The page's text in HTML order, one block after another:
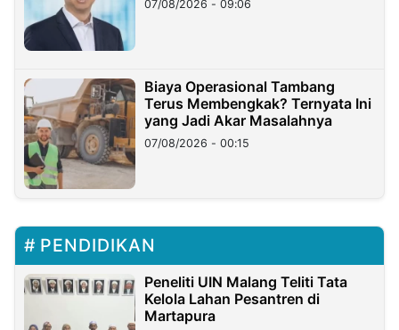
Miliar
07/08/2026 - 09:06
Biaya Operasional Tambang
Terus Membengkak? Ternyata Ini
yang Jadi Akar Masalahnya
07/08/2026 - 00:15
PENDIDIKAN
Peneliti UIN Malang Teliti Tata
Kelola Lahan Pesantren di
Martapura